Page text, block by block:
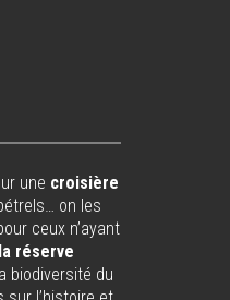
une croisière
on les
ceux n’ayant
réserve
biodiversité du